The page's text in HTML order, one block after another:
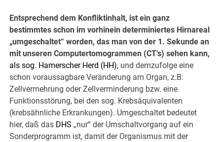
Entsprechend dem Konfliktinhalt, ist ein ganz
bestimmtes schon im vorhinein determiniertes Hirnareal
„umgeschaltet“ worden, das man von der 1. Sekunde an
mit unseren Computertomogrammen (CT’s) sehen kann,
als sog. Hamerscher Herd (HH), und demzufolge eine
schon voraussagbare Veränderung am Organ, z.B.
Zellvermehrung oder Zellverminderung bzw. eine
Funktionsstörung, bei den sog. Krebsäquivalenten
(krebsähnliche Erkrankungen). Umgeschaltet bedeutet
hier, daß das DHS „nur“ der Umschaltvorgang auf ein
Sonderprogramm ist, damit der Organismus mit der